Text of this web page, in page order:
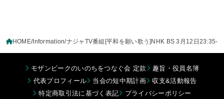
HOME Information ナジャTV番組[平和を願い歌う]NHK BS 3月12日23:35-
モザンビークのいのちをつなぐ会 定款
趣旨・役員名簿
代表プロフィール
当会の短中期計画
収支&活動報告
特定商取引法に基づく表記
プライバシーポリシー